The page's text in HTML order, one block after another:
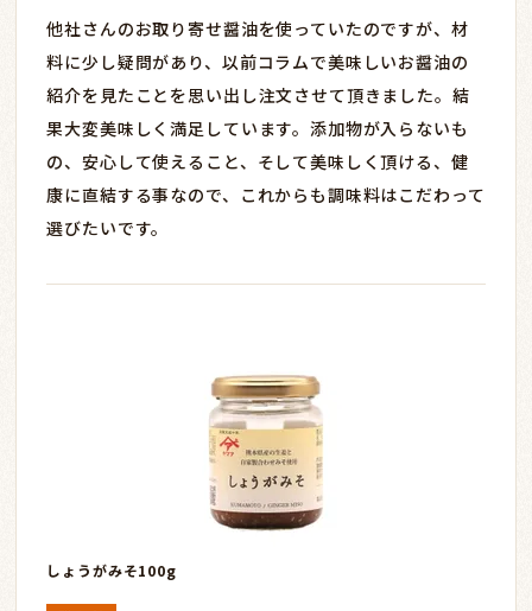
他社さんのお取り寄せ醤油を使っていたのですが、材
料に少し疑問があり、以前コラムで美味しいお醤油の
紹介を見たことを思い出し注文させて頂きました。結
果大変美味しく満足しています。添加物が入らないも
の、安心して使えること、そして美味しく頂ける、健
康に直結する事なので、これからも調味料はこだわって
選びたいです。
しょうがみそ100g